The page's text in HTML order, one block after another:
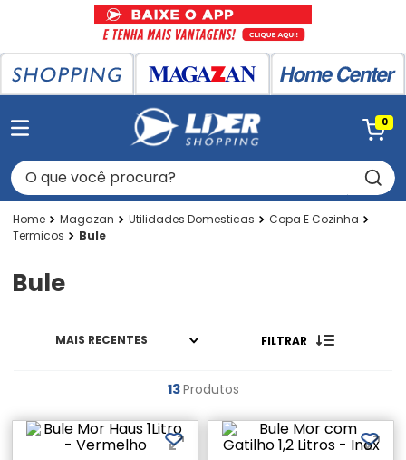
0
O que você procura?
Magazan Utilidades Domesticas
Copa E Cozinha
Termicos
Bule
Bule
MAIS RECENTES FILTRAR
13Produtos